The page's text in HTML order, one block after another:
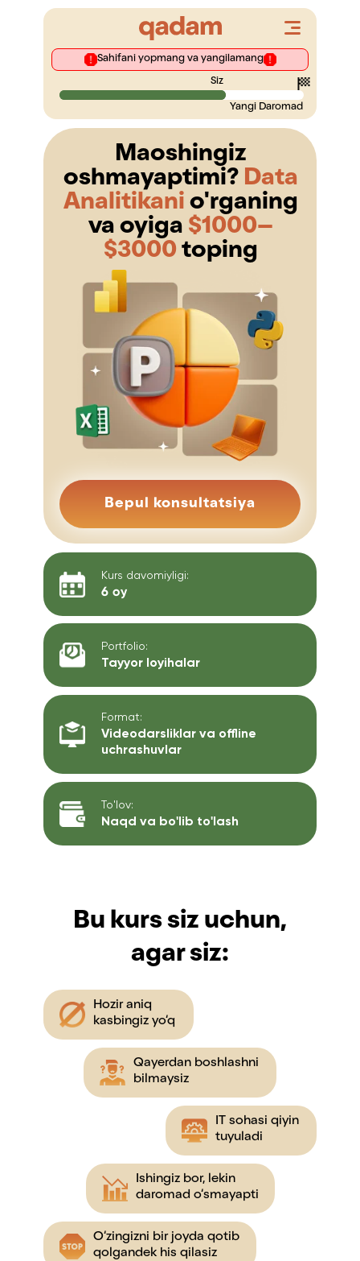
Yangi Daromad
Siz
Sahifani yopmang va yangilamang
Maoshingiz
oshmayaptimi? Data
Analitikani o'rganing
va oyiga $1000–
$3000toping
Portfolio:
Tayyor loyihalar
Format:
Videodarsliklar va offline
uchrashuvlar
To'lov:
Naqd va bo'lib to'lash
Kurs davomiyligi:
6 oy
Bepul konsultatsiya
Bu kurs siz uchun,
agar siz:
Hozir aniq
kasbingiz yo‘q
Qayerdan boshlashni
bilmaysiz
IT sohasi qiyin
tuyuladi
Ishingiz bor, lekin
daromad o‘smayapti
O‘zingizni bir joyda qotib
qolgandek his qilasiz